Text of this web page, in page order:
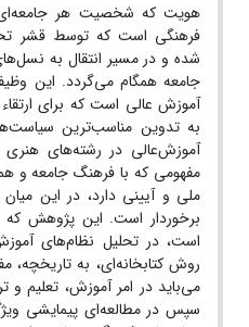
هویت که شخصیت هر
فرهنگی است که توسط قشر
شده و در مسیر انتقال به
جامعه همگام می‌گردد. این
آموزش عالی است که برای
به تدوین مناسب‌ترین
آموزش‌عالی در رشته‌های
مفهومی که با فرهنگ جامعه و
ملی و آیینی دارد، در این
برخوردار است. این پژوهش
است، در تحلیل نظام‌های
روش کتابخانه‌ای، به تاریخچه‌،
می‌باید در امر آموزش، تعلیم و
سپس در مطالعه‌ای پیمایشی